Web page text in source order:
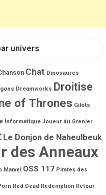
univers
Chat Dinosaures
Dreamworks Droitise
of Thrones Gilets
Informatique Joueur du Grenier
Le Donjon de Naheulbeuk
des Anneaux
Marvel OSS 117 Pirates des
Red Dead Redemption Retour